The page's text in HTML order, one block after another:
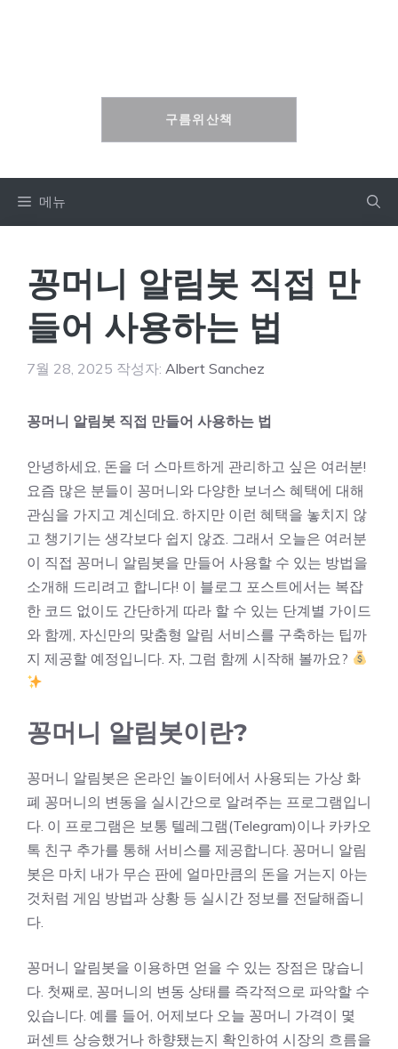
기
구름위산책
메뉴
꽁머니 알림봇 직접 만
들어 사용하는 법
7월 28, 2025 작성자: Albert Sanchez
꽁머니 알림봇 직접 만들어 사용하는 법
안녕하세요, 돈을 더 스마트하게 관리하고 싶은 여러분!
요즘 많은 분들이 꽁머니와 다양한 보너스 혜택에 대해
관심을 가지고 계신데요. 하지만 이런 혜택을 놓치지 않
고 챙기기는 생각보다 쉽지 않죠. 그래서 오늘은 여러분
이 직접 꽁머니 알림봇을 만들어 사용할 수 있는 방법을
소개해 드리려고 합니다! 이 블로그 포스트에서는 복잡
한 코드 없이도 간단하게 따라 할 수 있는 단계별 가이드
와 함께, 자신만의 맞춤형 알림 서비스를 구축하는 팁까
지 제공할 예정입니다. 자, 그럼 함께 시작해 볼까요?
꽁머니 알림봇이란?
꽁머니 알림봇은 온라인 놀이터에서 사용되는 가상 화
폐 꽁머니의 변동을 실시간으로 알려주는 프로그램입니
다. 이 프로그램은 보통 텔레그램(Telegram)이나 카카오
톡 친구 추가를 통해 서비스를 제공합니다. 꽁머니 알림
봇은 마치 내가 무슨 판에 얼마만큼의 돈을 거는지 아는
것처럼 게임 방법과 상황 등 실시간 정보를 전달해줍니
다.
꽁머니 알림봇을 이용하면 얻을 수 있는 장점은 많습니
다. 첫째로, 꽁머니의 변동 상태를 즉각적으로 파악할 수
있습니다. 예를 들어, 어제보다 오늘 꽁머니 가격이 몇
퍼센트 상승했거나 하향됐는지 확인하여 시장의 흐름을